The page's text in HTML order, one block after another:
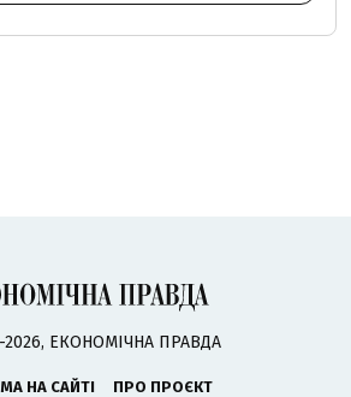
2026, ЕКОНОМІЧНА ПРАВДА
НА САЙТІ
ПРО ПРОЄКТ